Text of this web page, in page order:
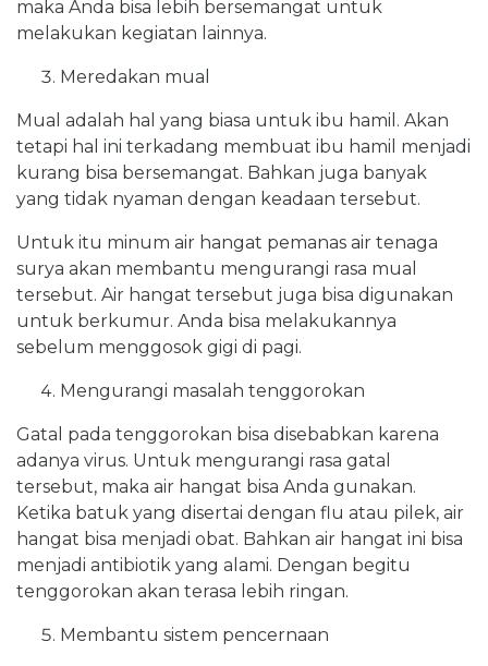
maka Anda bisa lebih bersemangat untuk
melakukan kegiatan lainnya.
Meredakan mual
Mual adalah hal yang biasa untuk ibu hamil. Akan
tetapi hal ini terkadang membuat ibu hamil menjadi
kurang bisa bersemangat. Bahkan juga banyak
yang tidak nyaman dengan keadaan tersebut.
Untuk itu minum air hangat pemanas air tenaga
surya akan membantu mengurangi rasa mual
tersebut. Air hangat tersebut juga bisa digunakan
untuk berkumur. Anda bisa melakukannya
sebelum menggosok gigi di pagi.
Mengurangi masalah tenggorokan
Gatal pada tenggorokan bisa disebabkan karena
adanya virus. Untuk mengurangi rasa gatal
tersebut, maka air hangat bisa Anda gunakan.
Ketika batuk yang disertai dengan flu atau pilek, air
hangat bisa menjadi obat. Bahkan air hangat ini bisa
menjadi antibiotik yang alami. Dengan begitu
tenggorokan akan terasa lebih ringan.
Membantu sistem pencernaan